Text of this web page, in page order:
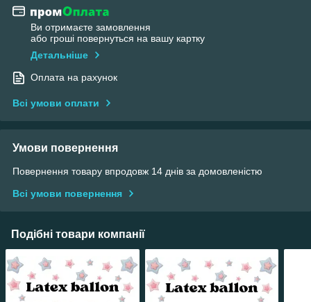
Ви отримаєте замовлення
або гроші повернуться на вашу картку
Детальніше
Оплата на рахунок
Всі умови оплати
Умови повернення
Повернення товару впродовж 14 днів за домовленістю
Всі умови повернення
Подібні товари компанії